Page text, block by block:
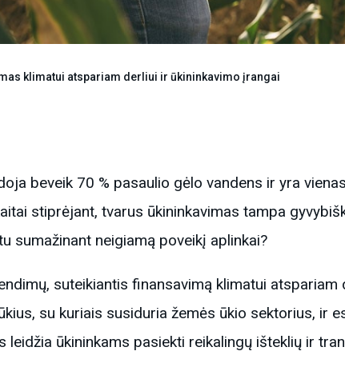
klimatui atspariam derliui ir ūkininkavimo įrangai
beveik 70 % pasaulio gėlo vandens ir yra
stiprėjant, tvarus ūkininkavimas tampa
sumažinant neigiamą poveikį aplinkai?
suteikiantis finansavimą klimatui atspariam
su kuriais susiduria žemės ūkio sektorius, ir
ūkininkams pasiekti reikalingų išteklių ir